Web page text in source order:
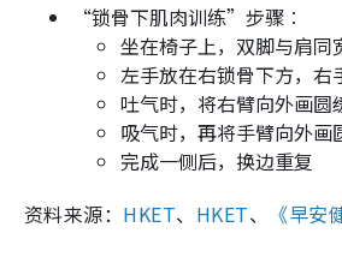
“锁骨下肌肉训练”步骤︰
坐在椅子上，双脚与肩同
左手放在右锁骨下方，右
吐气时，将右臂向外画圆
吸气时，再将手臂向外画
完成一侧后，换边重复
资料来源： HKET、 HKET、 《早安